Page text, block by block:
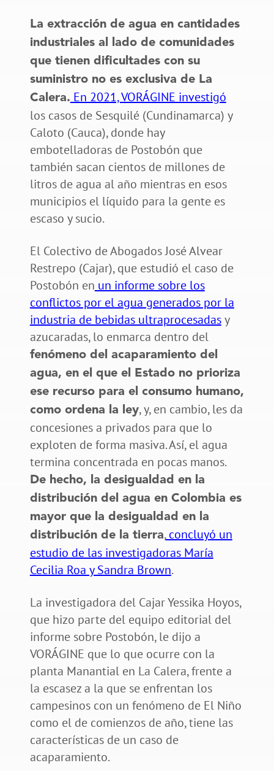
La extracción de agua en cantidades
industriales al lado de comunidades
que tienen dificultades con su
suministro no es exclusiva de La
Calera. En 2021, VORÁGINE investigó
los casos de Sesquilé (Cundinamarca) y
Caloto (Cauca), donde hay
embotelladoras de Postobón que
también sacan cientos de millones de
litros de agua al año mientras en esos
municipios el líquido para la gente es
escaso y sucio.
El Colectivo de Abogados José Alvear
Restrepo (Cajar), que estudió el caso de
Postobón en un informe sobre los
conflictos por el agua generados por la
industria de bebidas ultraprocesadasy
azucaradas, lo enmarca dentro del
fenómeno del acaparamiento del
agua, en el que el Estado no prioriza
ese recurso para el consumo humano,
como ordena la ley, y, en cambio, les da
concesiones a privados para que lo
exploten de forma masiva. Así, el agua
termina concentrada en pocas manos.
De hecho, la desigualdad en la
distribución del agua en Colombia es
mayor que la desigualdad en la
distribución de la tierra,concluyó un
estudio de las investigadoras María
Cecilia Roa y Sandra Brown.
La investigadora del Cajar Yessika Hoyos,
que hizo parte del equipo editorial del
informe sobre Postobón, le dijo a
VORÁGINE que lo que ocurre con la
planta Manantial en La Calera, frente a
la escasez a la que se enfrentan los
campesinos con un fenómeno de El Niño
como el de comienzos de año, tiene las
características de un caso de
acaparamiento.